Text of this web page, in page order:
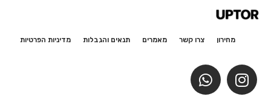
מחירון צרו קשר מאמרים תנאים והגבלות מדיניות הפרטיות